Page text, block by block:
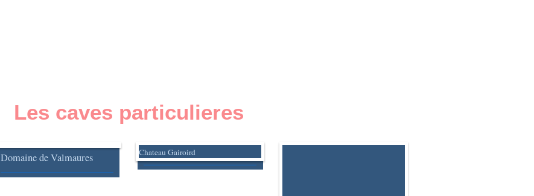
Les caves particulieres
Domaine de Valmaures Chateau Gairoird